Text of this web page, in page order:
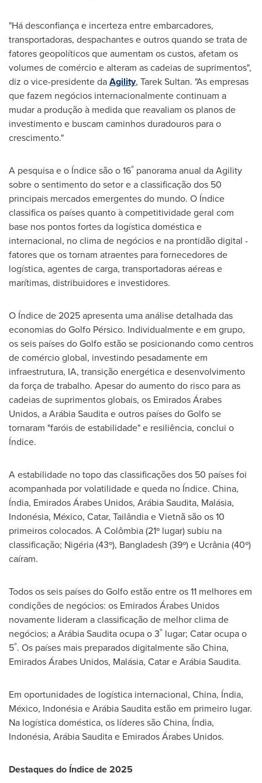
"Há desconfiança e incerteza entre embarcadores,
transportadoras, despachantes e outros quando se trata de
fatores geopolíticos que aumentam os custos, afetam os
volumes de comércio e alteram as cadeias de suprimentos",
diz o vice-presidente daAgility, Tarek Sultan. "As empresas
que fazem negócios internacionalmente continuam a
mudar a produção à medida que reavaliam os planos de
investimento e buscam caminhos duradouros para o
crescimento."
A pesquisa e o Índice são o 16º panorama anual da Agility
sobre o sentimento do setor e a classificação dos 50
principais mercados emergentes do mundo. O Índice
classifica os países quanto à competitividade geral com
base nos pontos fortes da logística doméstica e
internacional, no clima de negócios e na prontidão digital -
fatores que os tornam atraentes para fornecedores de
logística, agentes de carga, transportadoras aéreas e
marítimas, distribuidores e investidores.
O Índice de 2025 apresenta uma análise detalhada das
economias do Golfo Pérsico. Individualmente e em grupo,
os seis países do Golfo estão se posicionando como centros
de comércio global, investindo pesadamente em
infraestrutura, IA, transição energética e desenvolvimento
da força de trabalho. Apesar do aumento do risco para as
cadeias de suprimentos globais, os Emirados Árabes
Unidos, a Arábia Saudita e outros países do Golfo se
tornaram "faróis de estabilidade" e resiliência, conclui o
Índice.
A estabilidade no topo das classificações dos 50 países foi
acompanhada por volatilidade e queda no Índice. China,
Índia, Emirados Árabes Unidos, Arábia Saudita, Malásia,
Indonésia, México, Catar, Tailândia e Vietnã são os 10
primeiros colocados. A Colômbia (21º lugar) subiu na
classificação; Nigéria (43º), Bangladesh (39º) e Ucrânia (40º)
caíram.
Todos os seis países do Golfo estão entre os 11 melhores em
condições de negócios: os Emirados Árabes Unidos
novamente lideram a classificação de melhor clima de
negócios; a Arábia Saudita ocupa o 3º lugar; Catar ocupa o
5º. Os países mais preparados digitalmente sãoChina,
Emirados Árabes Unidos, Malásia, Catar e Arábia Saudita.
Em oportunidades de logística internacional, China, Índia,
México, Indonésia e Arábia Saudita estão em primeiro lugar.
Na logística doméstica, os líderes sãoChina, Índia,
Indonésia, Arábia Saudita e Emirados Árabes Unidos.
Destaques do Índice de 2025